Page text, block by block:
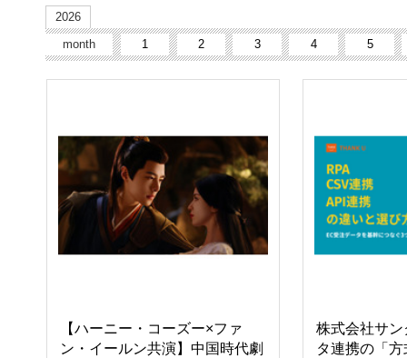
2026
month
1 2 3 4 5
【ハーニー・コーズー×ファ
ン・イールン共演】中国時代劇
株式会社サ
タ連携の「